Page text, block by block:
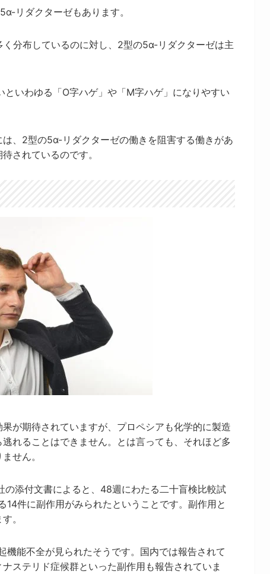
リダクターゼもあります。
分布しているのに対し、2型の5α-リダクターゼは主
いわゆる「O字ハゲ」や「M字ハゲ」になりやすい
、2型の5α-リダクターゼの働きを阻害する働きがあ
されているのです。
が期待されていますが、プロペシアも化学的に製造
れることはできません。とは言っても、それほど多
せん。
添付文書によると、48週にわたる二十盲検比較試
件に副作用がみられたということです。副作用と
。
機能不全が見られたそうです。国内では報告されて
ステリド症候群といった副作用も報告されていま